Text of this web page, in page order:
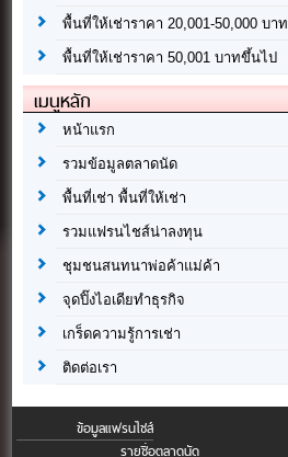
พื้นที่ให้เช่าราคา 20,001-50,000 บาท
พื้นที่ให้เช่าราคา 50,001 บาทขึ้นไป
เมนูหลัก
หน้าแรก
รวมข้อมูลตลาดนัด
พื้นที่เช่า พื้นที่ให้เช่า
รวมแฟรนไชส์น่าลงทุน
ชุมชนสนทนาพ่อค้าแม่ค้า
จุดปิ๊งไอเดียทำธุรกิจ
เกร็ดความรู้การเช่า
ติดต่อเรา
ข้อมูลแฟรนไชส์
รายชื่อตลาดนัด